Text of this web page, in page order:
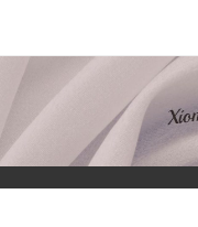
contenido
XIOMY